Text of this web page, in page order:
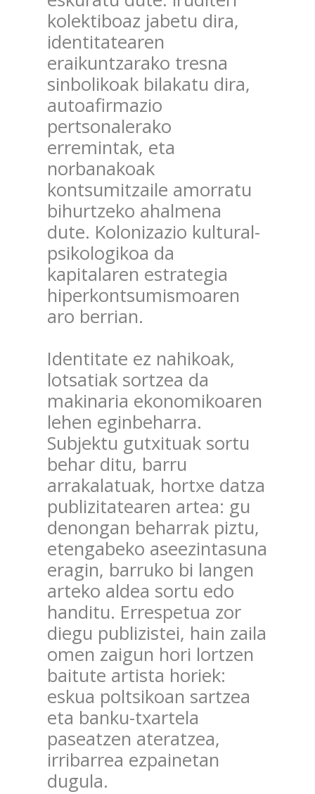
kolektiboaz jabetu dira,
identitatearen
eraikuntzarako tresna
sinbolikoak bilakatu dira,
autoafirmazio
pertsonalerako
erremintak, eta
norbanakoak
kontsumitzaile amorratu
bihurtzeko ahalmena
dute. Kolonizazio kultural-
psikologikoa da
kapitalaren estrategia
hiperkontsumismoaren
aro berrian.
Identitate ez nahikoak,
lotsatiak sortzea da
makinaria ekonomikoaren
lehen eginbeharra.
Subjektu gutxituak sortu
behar ditu, barru
arrakalatuak, hortxe datza
publizitatearen artea: gu
denongan beharrak piztu,
etengabeko aseezintasuna
eragin, barruko bi langen
arteko aldea sortu edo
handitu. Errespetua zor
diegu publizistei, hain zaila
omen zaigun hori lortzen
baitute artista horiek:
eskua poltsikoan sartzea
eta banku-txartela
paseatzen ateratzea,
irribarrea ezpainetan
dugula.